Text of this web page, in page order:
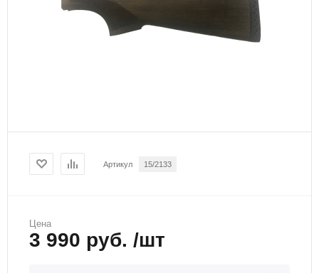
Артикул 15/2133
Цена
3 990 руб. /шт